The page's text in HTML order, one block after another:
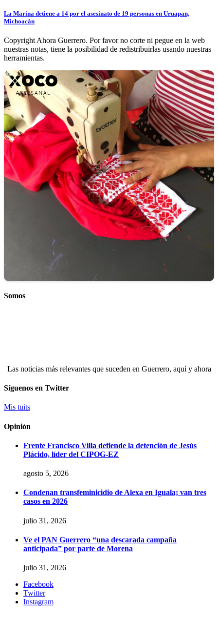
La Marina detiene a 14 por el asesinato de 19 personas en Uruapan,
Michoacán
Copyright Ahora Guerrero. Por favor no corte ni pegue en la web
nuestras notas, tiene la posibilidad de redistribuirlas usando nuestras
herramientas.
Somos
Las noticias más relevantes que suceden en Guerrero, aquí y ahora
Síguenos en Twitter
Mis tuits
Opinión
Frente Francisco Villa defiende la detención de Jesús
Plácido, líder del CIPOG-EZ
agosto 5, 2026
Condenan transfeminicidio de Alexa en Iguala; van tres
casos en 2026
julio 31, 2026
Ve el PAN Guerrero “una descarada campaña
anticipada” por parte de Morena
julio 31, 2026
Facebook
Twitter
Instagram